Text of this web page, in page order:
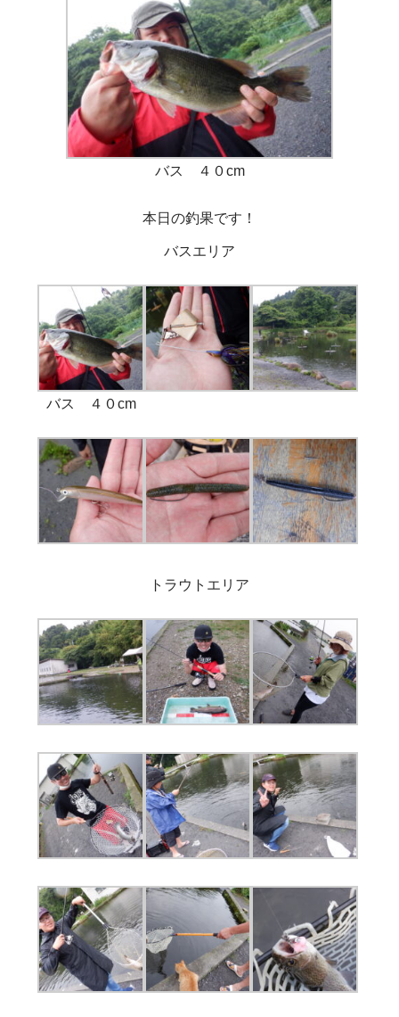
バス ４０cm
本日の釣果です！
バスエリア
バス ４０cm
トラウトエリア